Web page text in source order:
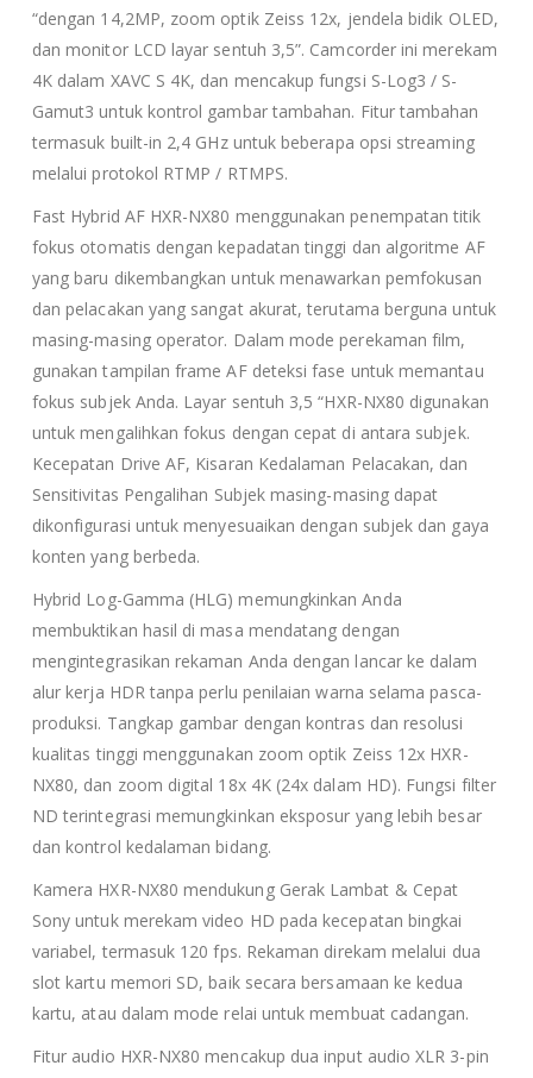
“dengan 14,2MP, zoom optik Zeiss 12x, jendela bidik OLED,
dan monitor LCD layar sentuh 3,5”. Camcorder ini merekam
4K dalam XAVC S 4K, dan mencakup fungsi S-Log3 / S-
Gamut3 untuk kontrol gambar tambahan. Fitur tambahan
termasuk built-in 2,4 GHz untuk beberapa opsi streaming
melalui protokol RTMP / RTMPS.
Fast Hybrid AF HXR-NX80 menggunakan penempatan titik
fokus otomatis dengan kepadatan tinggi dan algoritme AF
yang baru dikembangkan untuk menawarkan pemfokusan
dan pelacakan yang sangat akurat, terutama berguna untuk
masing-masing operator. Dalam mode perekaman film,
gunakan tampilan frame AF deteksi fase untuk memantau
fokus subjek Anda. Layar sentuh 3,5 “HXR-NX80 digunakan
untuk mengalihkan fokus dengan cepat di antara subjek.
Kecepatan Drive AF, Kisaran Kedalaman Pelacakan, dan
Sensitivitas Pengalihan Subjek masing-masing dapat
dikonfigurasi untuk menyesuaikan dengan subjek dan gaya
konten yang berbeda.
Hybrid Log-Gamma (HLG) memungkinkan Anda
membuktikan hasil di masa mendatang dengan
mengintegrasikan rekaman Anda dengan lancar ke dalam
alur kerja HDR tanpa perlu penilaian warna selama pasca-
produksi. Tangkap gambar dengan kontras dan resolusi
kualitas tinggi menggunakan zoom optik Zeiss 12x HXR-
NX80, dan zoom digital 18x 4K (24x dalam HD). Fungsi filter
ND terintegrasi memungkinkan eksposur yang lebih besar
dan kontrol kedalaman bidang.
Kamera HXR-NX80 mendukung Gerak Lambat & Cepat
Sony untuk merekam video HD pada kecepatan bingkai
variabel, termasuk 120 fps. Rekaman direkam melalui dua
slot kartu memori SD, baik secara bersamaan ke kedua
kartu, atau dalam mode relai untuk membuat cadangan.
Fitur audio HXR-NX80 mencakup dua input audio XLR 3-pin